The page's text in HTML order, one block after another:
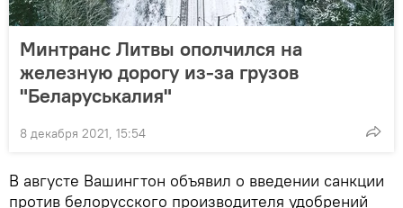
Минтранс Литвы ополчился на
железную дорогу из-за грузов
"Беларуськалия"
8 декабря 2021, 15:54
В августе Вашингтон объявил о введении санкции
против белорусского производителя удобрений